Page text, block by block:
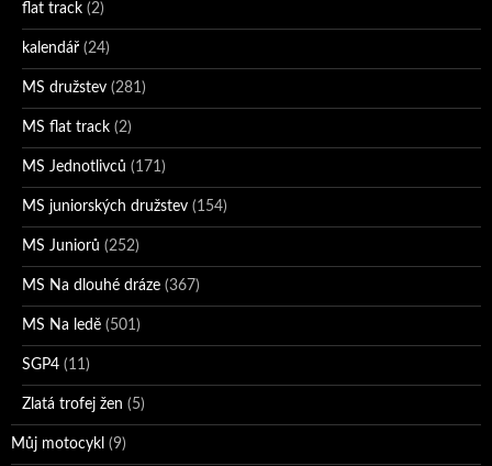
flat track (2)
kalendář (24)
MS družstev (281)
MS flat track (2)
MS Jednotlivců (171)
MS juniorských družstev (154)
MS Juniorů (252)
MS Na dlouhé dráze (367)
MS Na ledě (501)
SGP4 (11)
Zlatá trofej žen (5)
Můj motocykl (9)